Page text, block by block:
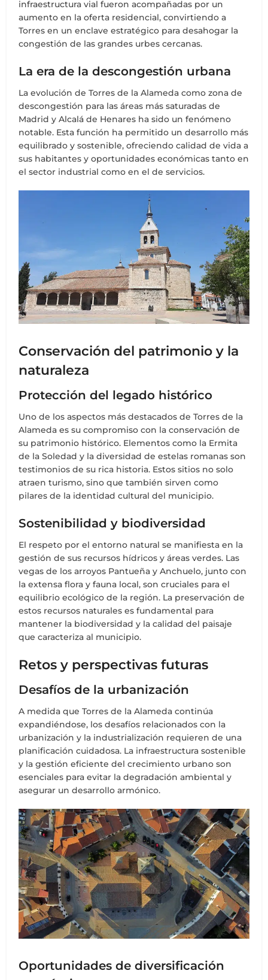
infraestructura vial fueron acompañadas por un
aumento en la oferta residencial, convirtiendo a
Torres en un enclave estratégico para desahogar la
congestión de las grandes urbes cercanas.
La era de la descongestión urbana
La evolución de Torres de la Alameda como zona de
descongestión para las áreas más saturadas de
Madrid y Alcalá de Henares ha sido un fenómeno
notable. Esta función ha permitido un desarrollo más
equilibrado y sostenible, ofreciendo calidad de vida a
sus habitantes y oportunidades económicas tanto en
el sector industrial como en el de servicios.
Conservación del patrimonio y la
naturaleza
Protección del legado histórico
Uno de los aspectos más destacados de Torres de la
Alameda es su compromiso con la conservación de
su patrimonio histórico. Elementos como la Ermita
de la Soledad y la diversidad de estelas romanas son
testimonios de su rica historia. Estos sitios no solo
atraen turismo, sino que también sirven como
pilares de la identidad cultural del municipio.
Sostenibilidad y biodiversidad
El respeto por el entorno natural se manifiesta en la
gestión de sus recursos hídricos y áreas verdes. Las
vegas de los arroyos Pantueña y Anchuelo, junto con
la extensa flora y fauna local, son cruciales para el
equilibrio ecológico de la región. La preservación de
estos recursos naturales es fundamental para
mantener la biodiversidad y la calidad del paisaje
que caracteriza al municipio.
Retos y perspectivas futuras
Desafíos de la urbanización
A medida que Torres de la Alameda continúa
expandiéndose, los desafíos relacionados con la
urbanización y la industrialización requieren de una
planificación cuidadosa. La infraestructura sostenible
y la gestión eficiente del crecimiento urbano son
esenciales para evitar la degradación ambiental y
asegurar un desarrollo armónico.
Oportunidades de diversificación